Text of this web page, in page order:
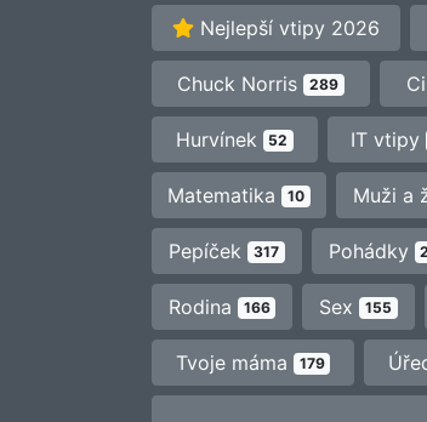
Nejlepší vtipy 2026
Chuck Norris 289
Hurvínek 52 IT vtipy
Matematika 10 Muži a
Pepíček 317 Pohádky
Rodina 166 Sex 155
Tvoje máma 179